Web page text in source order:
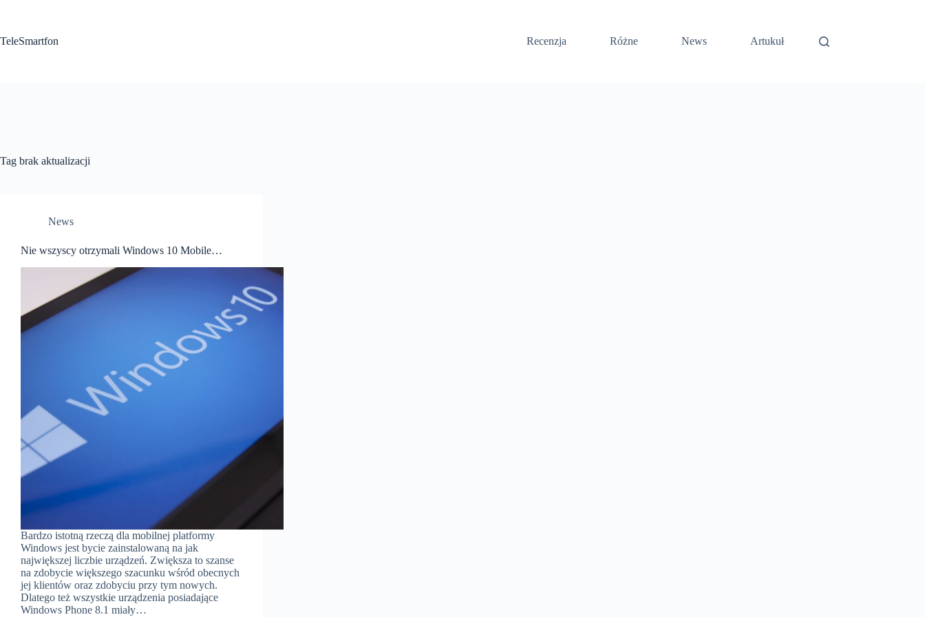
TeleSmartfon
Recenzja Różne News Artukuł
Tag brak aktualizacji
News
Nie wszyscy otrzymali Windows 10 Mobile…
Bardzo istotną rzeczą dla mobilnej platformy
Windows jest bycie zainstalowaną na jak
największej liczbie urządzeń. Zwiększa to szanse
na zdobycie większego szacunku wśród obecnych
jej klientów oraz zdobyciu przy tym nowych.
Dlatego też wszystkie urządzenia posiadające
Windows Phone 8.1 miały…